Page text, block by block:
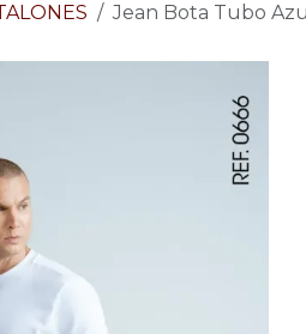
Jean Bota Tubo